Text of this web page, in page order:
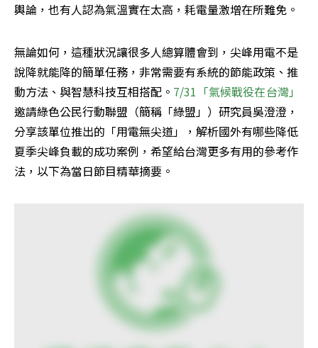
輿論，也有人認為氣溫實在太高，耗電量激增在所難免。
無論如何，這種狀況讓很多人總算體會到，尖峰用電不是
說降就能降的簡單任務，非常需要有系統的節能政策、推
動方法、與智慧科技互相搭配。 7/31「氣候戰役在台灣」
邀請綠色公民行動聯盟（簡稱「綠盟」）研究員吳澄澄，
分享該單位推出的「用電無尖道」，解析國外有哪些降低
夏季尖峰負載的成功案例，希望給台灣更多有用的參考作
法，以下為當日節目精華摘要。